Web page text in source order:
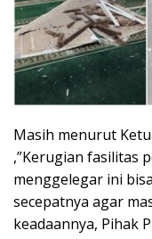
Masih menurut
,”Kerugian fasilitas
menggelegar ini
secepatnya agar
keadaannya, Pihak